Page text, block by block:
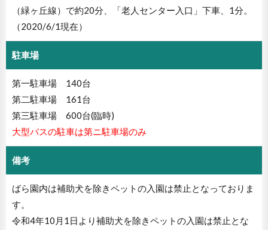
（緑ヶ丘線）で約20分、「老人センター入口」下車、1分。
（2020/6/1現在）
駐車場
第一駐車場 140台
第二駐車場 161台
第三駐車場 600台(臨時)
大型バスの駐車は第ニ駐車場のみ
備考
ばら園内は補助犬を除きペットの入園は禁止となっておりま
す。
令和4年10月1日より補助犬を除きペットの入園は禁止とな